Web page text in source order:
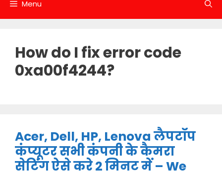
Menu
How do I fix error code
0xa00f4244?
Acer, Dell, HP, Lenova लैपटॉप
कंप्यूटर सभी कंपनी के कैमरा
सेटिंग ऐसे करे 2 मिनट में – We